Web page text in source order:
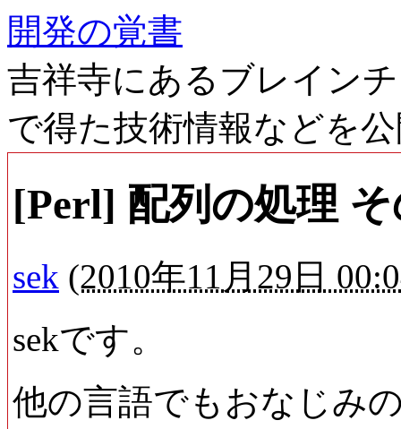
開発の覚書
吉祥寺にあるブレイン
で得た技術情報などを
[Perl] 配列の処理
sek (2010年11月29日
sekです。
他の言語でもおなじみ